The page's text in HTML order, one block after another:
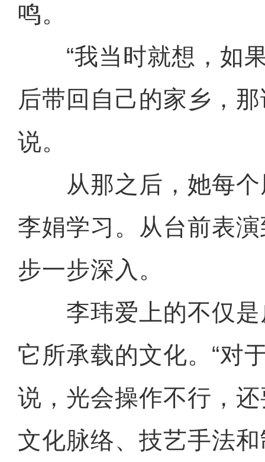
鸣。
“我当时就想，如果
后带回自己的家乡，
说。
从那之后，她每个
李娟学习。从台前表
步一步深入。
李玮爱上的不仅是
它所承载的文化。“对
说，光会操作不行，
文化脉络、技艺手法